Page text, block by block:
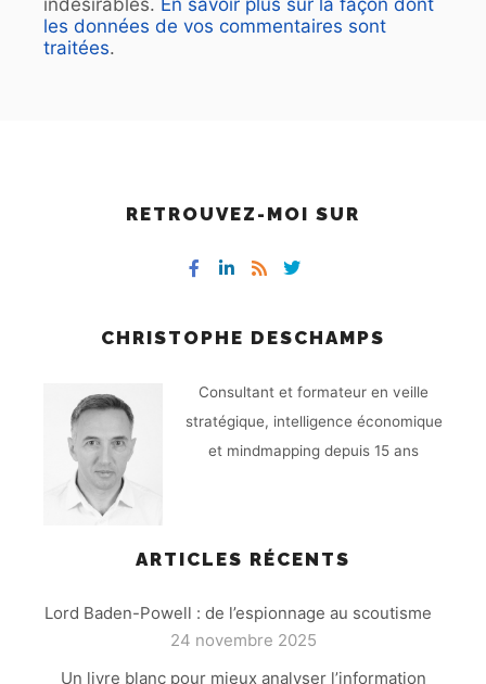
les données de vos commentaires sont
traitées.
RETROUVEZ-MOI SUR
CHRISTOPHE DESCHAMPS
Consultant et formateur en veille
stratégique, intelligence économique
et mindmapping depuis 15 ans
ARTICLES RÉCENTS
Lord Baden-Powell : de l’espionnage au scoutisme
24 novembre 2025
Un livre blanc pour mieux analyser l’information